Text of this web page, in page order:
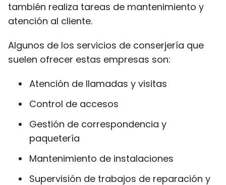
también realiza tareas de mantenimiento y
atención al cliente.
Algunos de los servicios de conserjería que
suelen ofrecer estas empresas son:
Atención de llamadas y visitas
Control de accesos
Gestión de correspondencia y
paquetería
Mantenimiento de instalaciones
Supervisión de trabajos de reparación y